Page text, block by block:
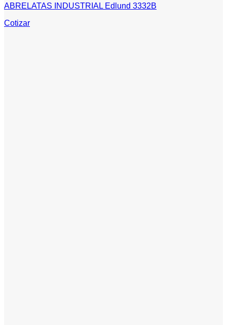
ABRELATAS INDUSTRIAL Edlund 3332B
Cotizar